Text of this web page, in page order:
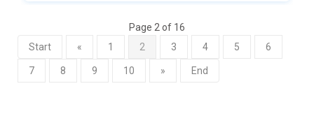
Page 2 of 16
Start
« 1 2 3 4 5 6
7 8 9 10 » End